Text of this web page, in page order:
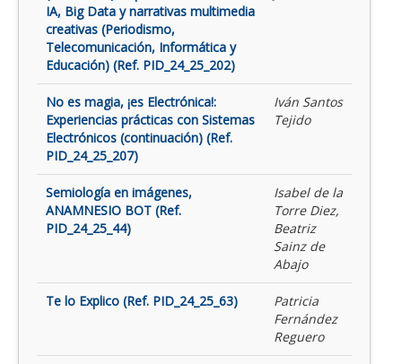
IA, Big Data y narrativas multimedia
creativas (Periodismo,
Telecomunicación, Informática y
Educación) (Ref. PID_24_25_202)
No es magia, ¡es Electrónica!:
Experiencias prácticas con Sistemas
Electrónicos (continuación) (Ref.
PID_24_25_207)
Iván Santos
Tejido
Semiología en imágenes,
ANAMNESIO BOT (Ref.
PID_24_25_44)
Isabel de la
Torre Diez,
Beatriz
Sainz de
Abajo
Te lo Explico (Ref. PID_24_25_63)
Patricia
Fernández
Reguero